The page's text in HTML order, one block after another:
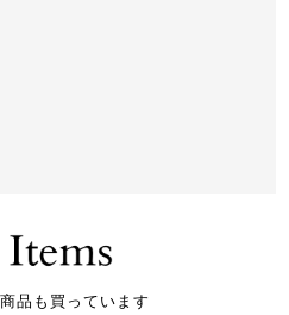
品も買っています